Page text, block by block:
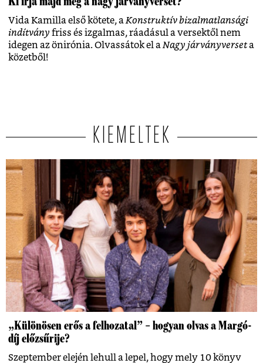
Vida Kamilla első kötete, aKonstruktív bizalmatlansági
indítvány friss és izgalmas, ráadásul a versektől nem
idegen az önirónia. Olvassátok el aNagy járványverseta
közetből!
KIEMELTEK
„Különösen erős a felhozatal” – hogyan olvas a Margó-
díj előzsűrije?
Szeptember elején lehull a lepel, hogy mely 10 könyv